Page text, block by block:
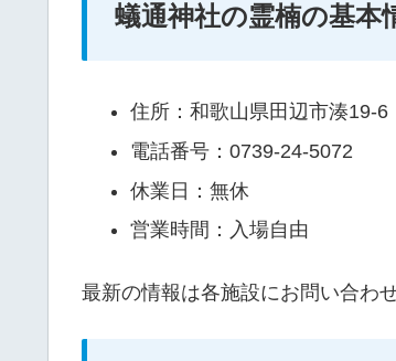
蟻通神社の霊楠の基本
住所：和歌山県田辺市湊19-6
電話番号：0739-24-5072
休業日：無休
営業時間：入場自由
最新の情報は各施設にお問い合わ